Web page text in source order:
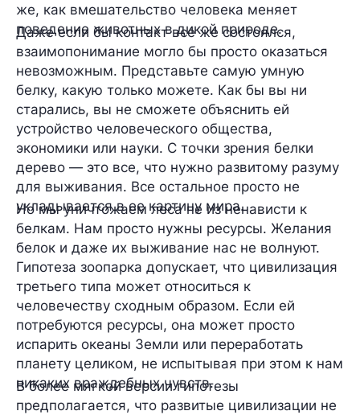
же, как вмешательство человека меняет
поведение животных в дикой природе.
Даже если бы контакт все же состоялся,
взаимопонимание могло бы просто оказаться
невозможным. Представьте самую умную
белку, какую только можете. Как бы вы ни
старались, вы не сможете объяснить ей
устройство человеческого общества,
экономики или науки. С точки зрения белки
дерево — это все, что нужно развитому разуму
для выживания. Все остальное просто не
укладывается в ее картину мира.
Но мы уничтожаем леса не из ненависти к
белкам. Нам просто нужны ресурсы. Желания
белок и даже их выживание нас не волнуют.
Гипотеза зоопарка допускает, что цивилизация
третьего типа может относиться к
человечеству сходным образом. Если ей
потребуются ресурсы, она может просто
испарить океаны Земли или переработать
планету целиком, не испытывая при этом к нам
никаких враждебных чувств.
В более мягкой версии гипотезы
предполагается, что развитые цивилизации не